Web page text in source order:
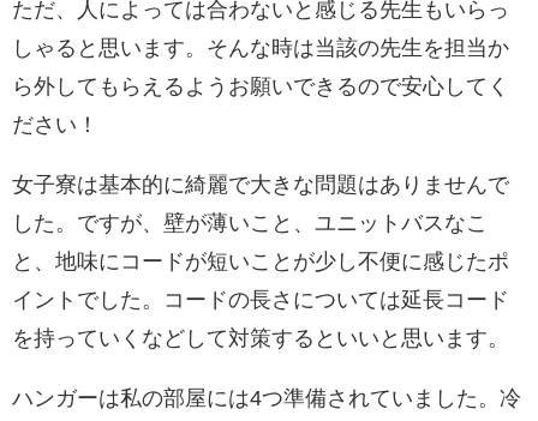
ただ、人によっては合わないと感じる先生もいらっ
しゃると思います。そんな時は当該の先生を担当か
ら外してもらえるようお願いできるので安心してく
ださい！
女子寮は基本的に綺麗で大きな問題はありませんで
した。ですが、壁が薄いこと、ユニットバスなこ
と、地味にコードが短いことが少し不便に感じたポ
イントでした。コードの長さについては延長コード
を持っていくなどして対策するといいと思います。
ハンガーは私の部屋には4つ準備されていました。冷